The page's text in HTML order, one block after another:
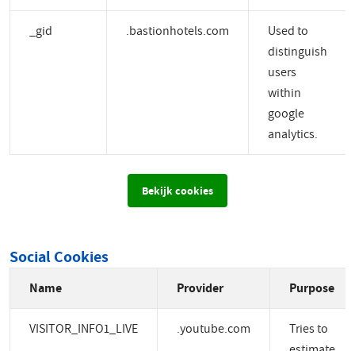
_gid .bastionhotels.com
Used to
distinguish
users
within
google
analytics.
Bekijk cookies
Social Cookies
Name Provider Purpose
VISITOR_INFO1_LIVE .youtube.com
Tries to